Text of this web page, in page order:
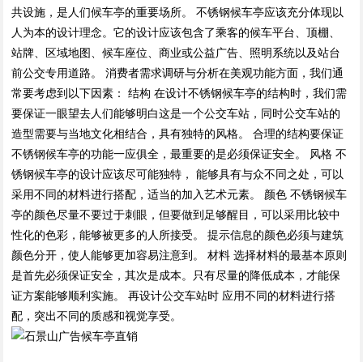
共设施，是人们候车亭的重要场所。 不锈钢候车亭应该充分体现以
人为本的设计理念。它的设计应该包含了乘客的候车平台、顶棚、
站牌、区域地图、候车座位、商业或公益广告、照明系统以及站台
前公交专用道路。 消费者需求调研与分析在美观功能方面，我们通
常要考虑到以下因素： 结构 在设计不锈钢候车亭的结构时，我们需
要保证一眼望去人们能够明白这是一个公交车站，同时公交车站的
造型需要与当地文化相结合，具有独特的风格。 合理的结构要保证
不锈钢候车亭的功能一应俱全，最重要的是必须保证安全。 风格 不
锈钢候车亭的设计应该尽可能独特， 能够具有与众不同之处，可以
采用不同的材料进行搭配，适当的加入艺术元素。 颜色 不锈钢候车
亭的颜色尽量不要过于刺眼，但要做到足够醒目，可以采用比较中
性化的色彩，能够被更多的人所接受。 提示信息的颜色必须与建筑
颜色分开，使人能够更加容易注意到。 材料 选择材料的最基本原则
是首先必须保证安全，其次是成本。只有尽量的降低成本，才能保
证方案能够顺利实施。 再设计公交车站时 应用不同的材料进行搭
配，突出不同的质感和视觉享受。